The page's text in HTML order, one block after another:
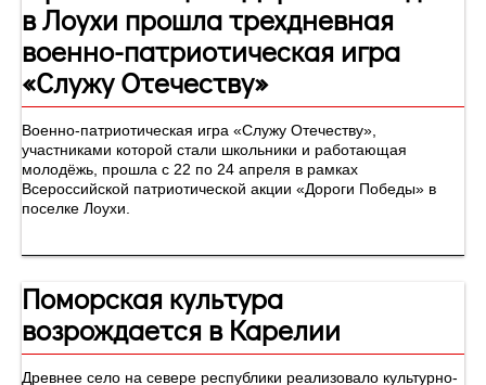
в Лоухи прошла трехдневная
военно-патриотическая игра
«Служу Отечеству»
Военно-патриотическая игра «Служу Отечеству»,
участниками которой стали школьники и работающая
молодёжь, прошла с 22 по 24 апреля в рамках
Всероссийской патриотической акции «Дороги Победы» в
поселке Лоухи.
Поморская культура
возрождается в Карелии
Древнее село на севере республики реализовало культурно-